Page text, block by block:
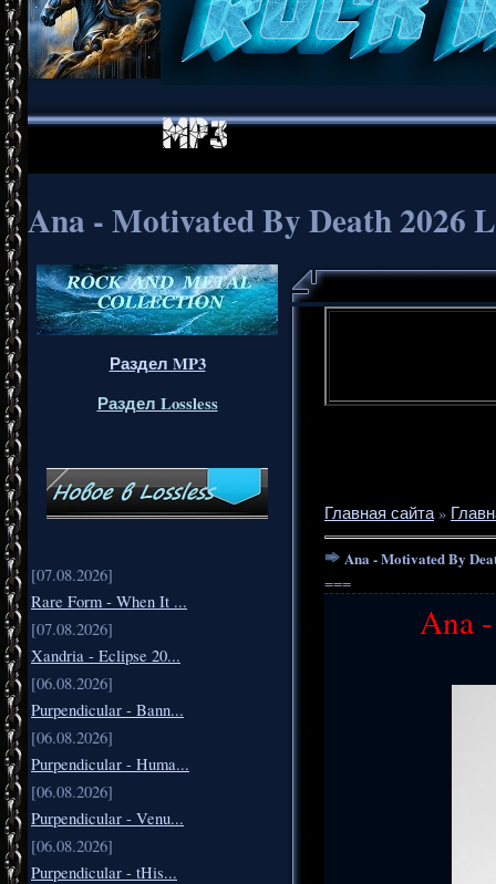
Ana - Motivated By Death 2026
Раздел MP3
Раздел Lossless
[07.08.2026]
Rare Form - When It ...
[07.08.2026]
Xandria - Eclipse 20...
[06.08.2026]
Purpendicular - Bann...
[06.08.2026]
Purpendicular - Huma...
[06.08.2026]
Purpendicular - Venu...
[06.08.2026]
Purpendicular - tHis...
Главная сайта»
Ana - Motivated By
===
Ana